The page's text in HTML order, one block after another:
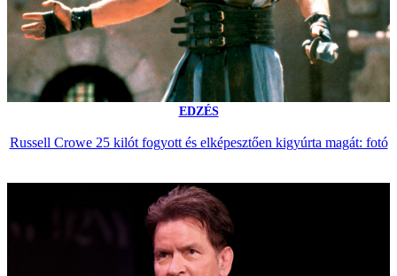
EDZÉS
Russell Crowe 25 kilót fogyott és elképesztően kigyúrta magát: fotó